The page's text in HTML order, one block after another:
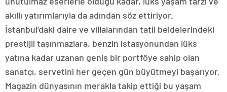
akıllı yatırımlarıyla da adından söz ettiriyor.
İstanbul’daki daire ve villalarından tatil beldelerindeki
prestijli taşınmazlara, benzin istasyonundan lüks
yatına kadar uzanan geniş bir portföye sahip olan
sanatçı, servetini her geçen gün büyütmeyi başarıyor.
Magazin dünyasının merakla takip ettiği bu yaşam